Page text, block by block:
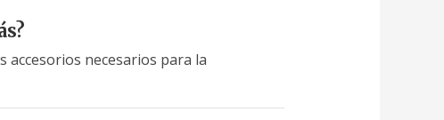
accesorios necesarios para la